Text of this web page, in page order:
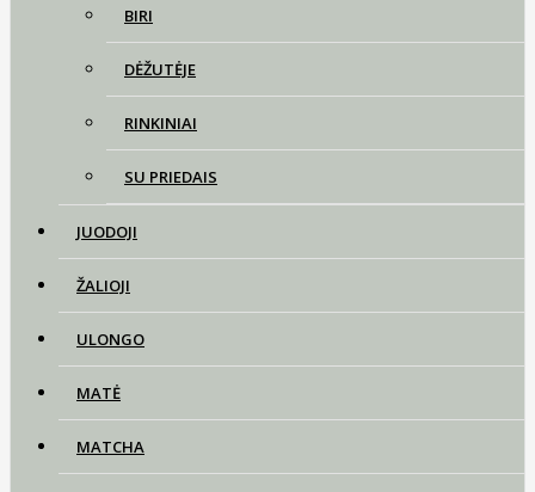
BIRI
DĖŽUTĖJE
RINKINIAI
SU PRIEDAIS
JUODOJI
ŽALIOJI
ULONGO
MATĖ
MATCHA